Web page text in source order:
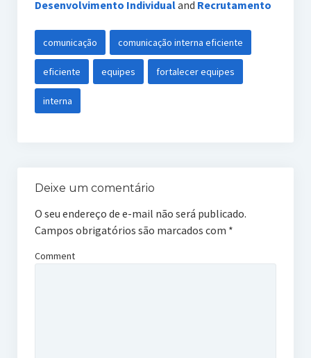
Desenvolvimento Individualand Recrutamento
comunicação comunicação interna eficiente
eficiente equipes fortalecer equipes
interna
Deixe um comentário
O seu endereço de e-mail não será publicado.
Campos obrigatórios são marcados com *
Comment